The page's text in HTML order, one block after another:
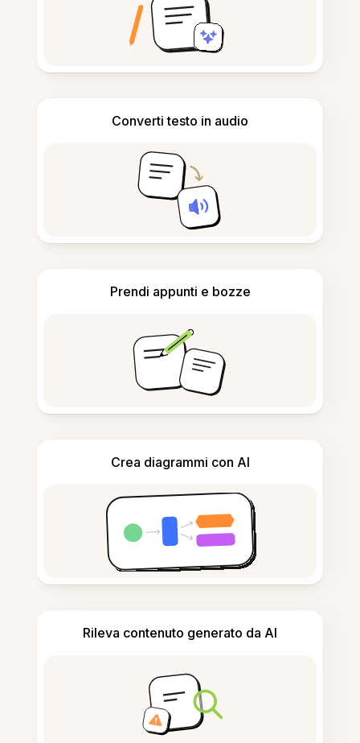
Converti testo in audio
Prendi appunti e bozze
Crea diagrammi con AI
Rileva contenuto generato da AI